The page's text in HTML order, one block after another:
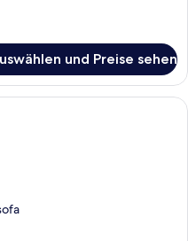
und Preise sehen
Terrasse (Helena) |